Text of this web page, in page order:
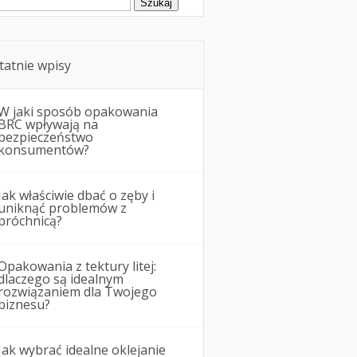
wpisy
jaki sposób opakowania
wpływają na
właściwie dbać o zęby i
problemów z
z tektury litej:
są idealnym
dla Twojego
wybrać idealne oklejanie